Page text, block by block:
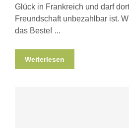
Glück in Frankreich und darf
Freundschaft unbezahlbar ist.
das Beste!
Weiterlesen